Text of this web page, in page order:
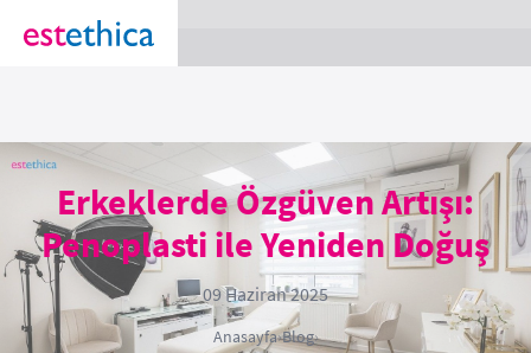
section Service {
Erkeklerde Özgüven Artışı:
Penoplasti ile Yeniden Doğuş
09 Haziran 2025
Anasayfa›Blog›